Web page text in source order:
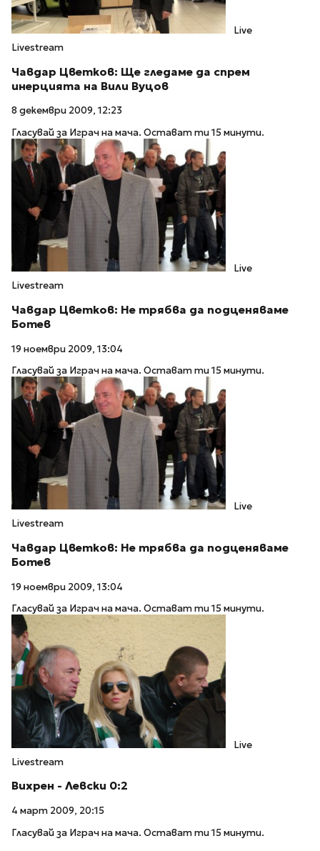
Live
Livestream
Чавдар Цветков: Ще гледаме да спрем
инерцията на Вили Вуцов
8 декември 2009, 12:23
Гласувай за Играч на мача. Остават ти 15 минути.
Live
Livestream
Чавдар Цветков: Не трябва да подценяваме
Ботев
19 ноември 2009, 13:04
Гласувай за Играч на мача. Остават ти 15 минути.
Live
Livestream
Чавдар Цветков: Не трябва да подценяваме
Ботев
19 ноември 2009, 13:04
Гласувай за Играч на мача. Остават ти 15 минути.
Live
Livestream
Вихрен - Левски 0:2
4 март 2009, 20:15
Гласувай за Играч на мача. Остават ти 15 минути.